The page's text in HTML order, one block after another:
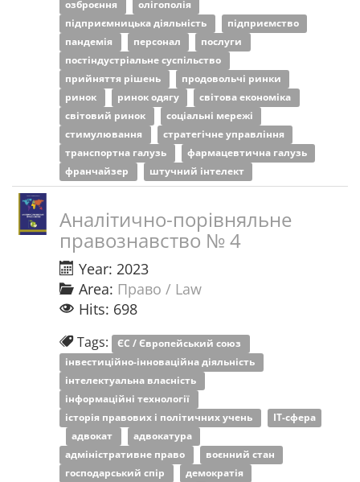
озброєння
олігополія
підприємницька діяльність
підприємство
пандемія
персонал
послуги
постіндустріальне суспільство
прийняття рішень
продовольчі ринки
ринок
ринок одягу
світова економіка
світовий ринок
соціальні мережі
стимулювання
стратегічне управління
транспортна галузь
фармацевтична галузь
франчайзер
штучний інтелект
Аналітично-порівняльне
правознавство № 4
Year: 2023
Area: Право / Law
Hits: 698
Tags: ЄС / Європейський союз
інвестиційно-інноваційна діяльність
інтелектуальна власність
інформаційні технології
історія правових і політичних учень
ІТ-сфера
адвокат
адвокатура
адміністративне право
воєнний стан
господарський спір
демократія